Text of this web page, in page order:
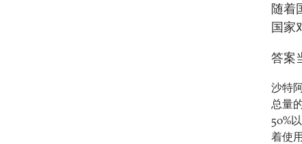
随着
国家
答案
沙特
总量
50%
着使